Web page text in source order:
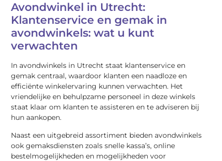
Avondwinkel in Utrecht:
Klantenservice en gemak in
avondwinkels: wat u kunt
verwachten
In avondwinkels in Utrecht staat klantenservice en
gemak centraal, waardoor klanten een naadloze en
efficiënte winkelervaring kunnen verwachten. Het
vriendelijke en behulpzame personeel in deze winkels
staat klaar om klanten te assisteren en te adviseren bij
hun aankopen.
Naast een uitgebreid assortiment bieden avondwinkels
ook gemaksdiensten zoals snelle kassa’s, online
bestelmogelijkheden en mogelijkheden voor